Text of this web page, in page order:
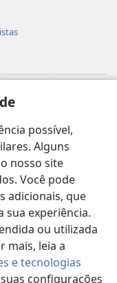
possível,
Alguns
nosso site
Você pode
adicionais, que
sua experiência.
ou utilizada
mais, leia a
e tecnologias
configurações